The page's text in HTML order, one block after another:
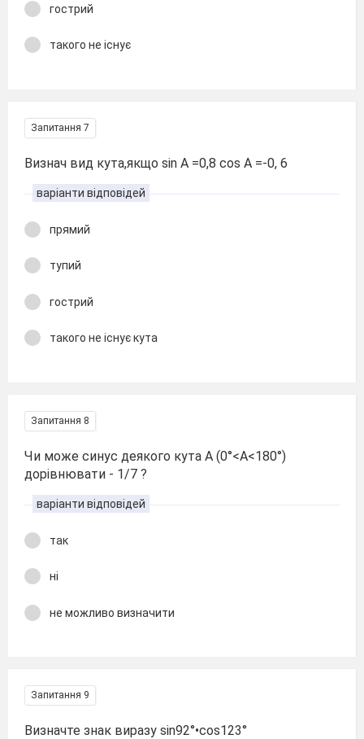
гострий
такого не існує
Запитання 7
Визнач вид кута,якщо sin A =0,8 cos A =-0, 6
варіанти відповідей
прямий
тупий
гострий
такого не існує кута
Запитання 8
Чи може синус деякого кута А (0°<А<180°)
дорівнювати - 1/7 ?
варіанти відповідей
так
ні
не можливо визначити
Запитання 9
Визначте знак виразу sin92°•cos123°